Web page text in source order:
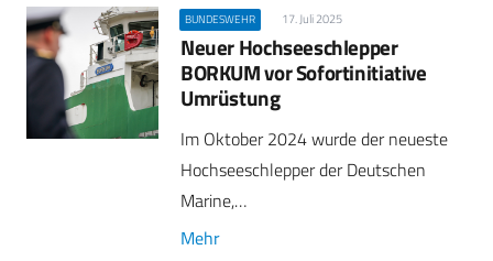
BUNDESWEHR 17. Juli 2025
Neuer Hochseeschlepper
BORKUM vor Sofortinitiative
Umrüstung
Im Oktober 2024 wurde der neueste
Hochseeschlepper der Deutschen
Marine,…
Mehr